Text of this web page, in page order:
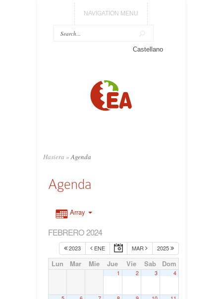
NAVIGATION MENU
Castellano
Hasiera » Agenda
Agenda
Array
FEBRERO 2024
2023 ENE MAR 2025
Lun Mar Mie Jue Vie Sab Dom
1 2 3 4